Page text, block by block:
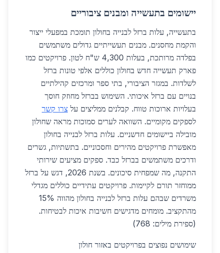
יישומים בתעשייה ומבנים ציבוריים
בתעשייה, עלות ברזל לבנייה בחולון תומכת במפעלי ייצור
והקמת מחסנים. מבנים תעשייתיים גדולים משתמשים
בפלדה מרותכת, בעלות 4,300 ש"ח לטון. פרויקטים כמו
פארק תעשייה חדש בחולון כוללים אלפי טונות ברזל
לשלדות. במגזר הציבורי, בתי ספר ומרכזים קהילתיים
בנויים עם ברזל איכותי. השימוש בברזל מחוזק חוסך
בעלויות ארוכות טווח. קבלנים ממליצים על צרו קשר
לספקים מקומיים. השוואה לערים סמוכות מראה שחולון
מובילה ביישומים חדשניים. עלות ברזל לבנייה בחולון
מאפשרת פרויקטים מהירים וחסכוניים. בתשתיות, גשרים
ודרכים משתמשים בברזל כבד. ספקים מציעים שירותי
התקנה, מה שמפחית סיכונים. בשנת 2026, דגש על ברזל
ממוחזר תורם לקיימות. פרויקטים עתידיים כוללים מגדלי
משרדים שבהם עלות ברזל לבנייה בחולון מהווה 15%
מהתקציב. מומחים מדגישים חשיבות איכות לבטיחות.
(ספירת מילים: 768)
שימושים נפוצים בפרויקטים באזור חולון